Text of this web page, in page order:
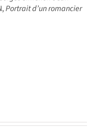
Portrait d’un romancier